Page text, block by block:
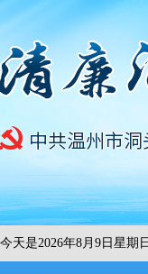
今天是2026年8月9日星期